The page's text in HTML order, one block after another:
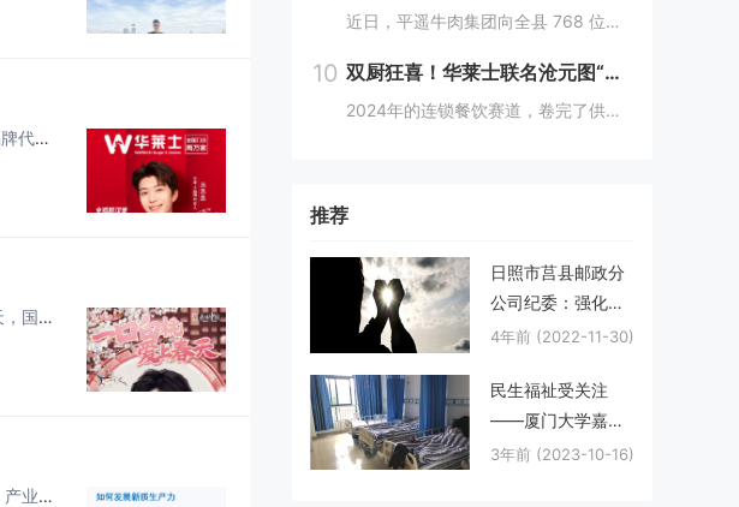
2月29日，我国知名快餐连锁品牌华莱士正式官宣范丞丞成为中国华莱士的品牌代言人。配合官宣，华莱士携手范丞丞发布了全新的品牌TVC，还为范丞丞的粉丝们量身定制了“丞意满满”的惊喜，与范丞丞共同开启创意十足的“春日之旅”。“丞”至金开，共掀美食...
如果说春天的颜色是粉红色的，那么春天的味道一定是白桃味儿的。这个春天，国民快餐品牌华莱士寻味中国系列上新，江南白桃味0酒精气泡啤，配上粉粉嫩嫩的粉色汉堡，让你一口白桃，爱上春天。作为快餐行业的领先品牌,，华莱士一直在尝试进行各种创新，以满足...
内容导读：【一】新质生产力的综合分析【二】新质生产力的应用研究【三】产业园区如何引入新质生产力【一】新质生产力的综合分析新质生产力，又称为新型生产力，是指以信息技术、新材料技术、新能源技术等高科技为核心的生产力。新质生产力具有高技术含量、高...
近日，平遥牛肉集团向全县 768 位环卫工人捐赠了价值15万余元的保暖衣和保温杯。这一善举主要源于对环卫工人辛勤付出的由衷敬意。他们每日穿梭在平遥的大街小巷，无畏寒暑，为城市的整洁默默奉献，这种精神深深触动了平遥牛肉集团...
10 双厨狂喜！华莱士联名沧元图“破圈儿”二次元
2024年的连锁餐饮赛道，卷完了供应链、卷完了规模，开始卷起了营销和文化，而作为我国连锁快餐的龙头企业，华莱士无疑是最会玩儿的“玩家”之一。日前，华莱士联名沧元图，用国潮、国漫文化，破圈儿二次元，掀起了“华门信徒”和二次元粉丝的“双厨狂喜”...
推荐
日照市莒县邮政分
公司纪委：强化日
常监督，多举措推
向深入
4年前 (2022-11-30)
民生福祉受关注
——厦门大学嘉庚
学院“嘉成业就”团
3年前 (2023-10-16)